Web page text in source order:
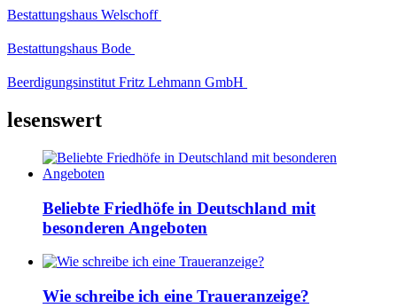
Bestattungshaus Welschoff
Bestattungshaus Bode
Beerdigungsinstitut Fritz Lehmann GmbH
lesenswert
Beliebte Friedhöfe in Deutschland mit
besonderen Angeboten
Wie schreibe ich eine Traueranzeige?